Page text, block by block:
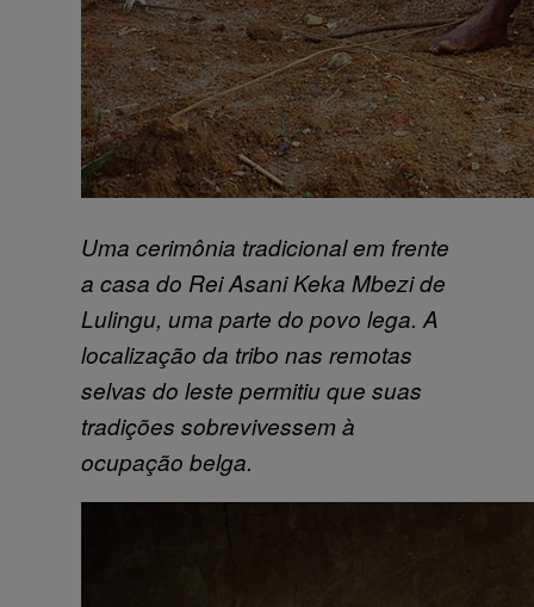
Uma cerimônia tradicional em frente
a casa do Rei Asani Keka Mbezi de
Lulingu, uma parte do povo lega. A
localização da tribo nas remotas
selvas do leste permitiu que suas
tradições sobrevivessem à
ocupação belga.